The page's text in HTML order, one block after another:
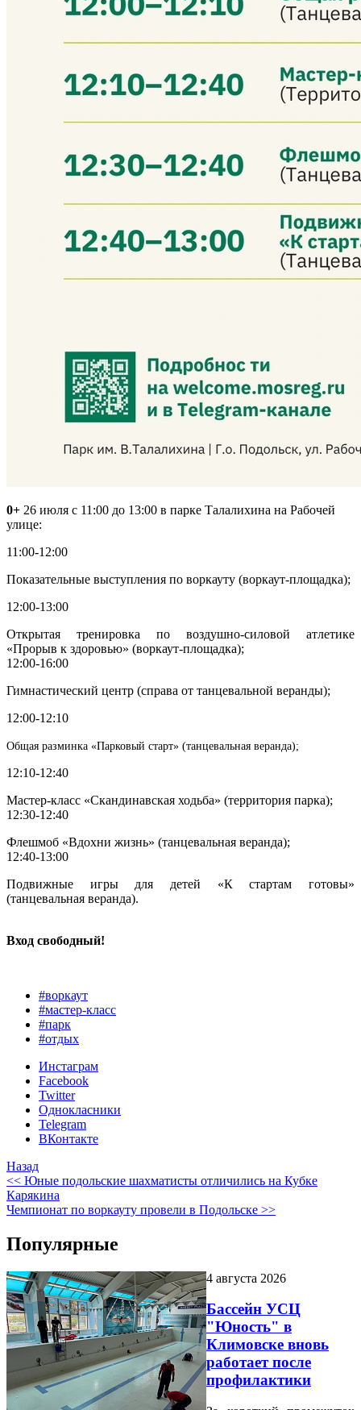
0+ 26 июля с 11:00 до 13:00 в парке Талалихина на Рабочей
улице:
11:00-12:00
Показательные выступления по воркауту (воркаут-площадка);
12:00-13:00
Открытая тренировка по воздушно-силовой атлетике
«Прорыв к здоровью» (воркаут-площадка);
12:00-16:00
Гимнастический центр (справа от танцевальной веранды);
12:00-12:10
Общая разминка «Парковый старт» (танцевальная веранда);
12:10-12:40
Мастер-класс «Скандинавская ходьба» (территория парка);
12:30-12:40
Флешмоб «Вдохни жизнь» (танцевальная веранда);
12:40-13:00
Подвижные игры для детей «К стартам готовы»
(танцевальная веранда).
Вход свободный!
#воркаут
#мастер-класс
#парк
#отдых
Инстаграм
Facebook
Twitter
Однокласники
Telegram
ВКонтакте
Назад
<< Юные подольские шахматисты отличились на Кубке
Карякина
Чемпионат по воркауту провели в Подольске >>
Популярные
4 августа 2026
Бассейн УСЦ
"Юность" в
Климовске вновь
работает после
профилактики